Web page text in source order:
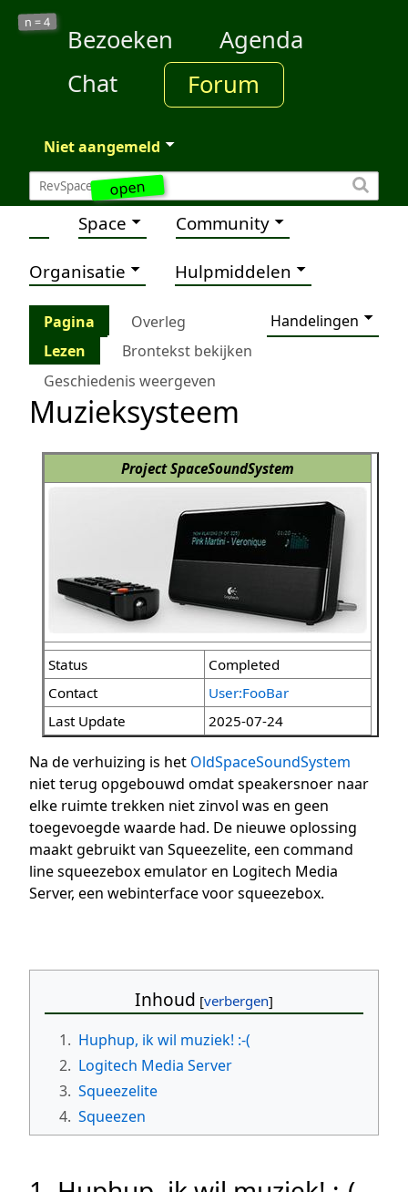
open
n =4
Bezoeken
Agenda
Chat
Forum
Niet aangemeld
Space Community
Organisatie Hulpmiddelen
Pagina Overleg
Handelingen
Lezen
Brontekst bekijken
Geschiedenis weergeven
Muzieksysteem
Project SpaceSoundSystem
Status
Completed
Contact
User:FooBar
Last Update
2025-07-24
Na de verhuizing is het OldSpaceSoundSystem
niet terug opgebouwd omdat speakersnoer naar
elke ruimte trekken niet zinvol was en geen
toegevoegde waarde had. De nieuwe oplossing
maakt gebruikt van Squeezelite, een command
line squeezebox emulator en Logitech Media
Server, een webinterface voor squeezebox.
Inhoud
1. Huphup, ik wil muziek! :-(
2. Logitech Media Server
3. Squeezelite
4. Squeezen